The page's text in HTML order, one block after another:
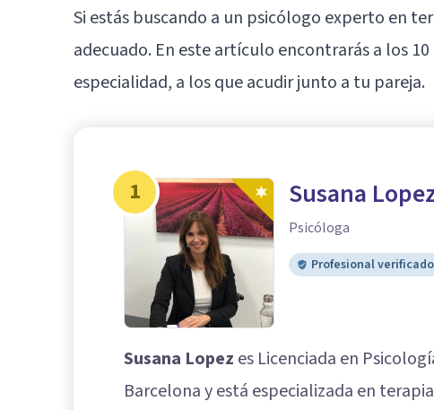
Si estás buscando a un psicólogo experto en
adecuado. En este artículo encontrarás a los
especialidad, a los que acudir junto a tu pareja.
1 Susana
Psicóloga
Profesional verificado
Susana Lopez es Licenciada en
Barcelona y está especializada en